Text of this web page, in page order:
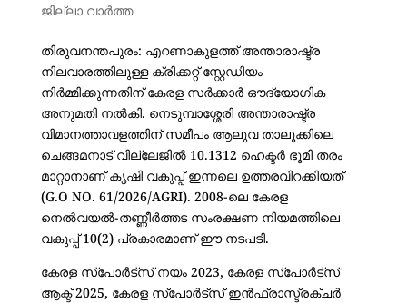
ജില്ലാ വാർത്ത
തിരുവനന്തപുരം: എറണാകുളത്ത് അന്താരാഷ്ട്ര
നിലവാരത്തിലുള്ള ക്രിക്കറ്റ് സ്റ്റേഡിയം
നിർമ്മിക്കുന്നതിന് കേരള സർക്കാർ ഔദ്യോഗിക
അനുമതി നൽകി. നെടുമ്പാശ്ശേരി അന്താരാഷ്ട്ര
വിമാനത്താവളത്തിന് സമീപം ആലുവ താലൂക്കിലെ
ചെങ്ങമനാട് വില്ലേജിൽ 10.1312 ഹെക്ടർ ഭൂമി തരം
മാറ്റാനാണ് കൃഷി വകുപ്പ് ഇന്നലെ ഉത്തരവിറക്കിയത്
(G.O NO. 61/2026/AGRI). 2008-ലെ കേരള
നെൽവയൽ-തണ്ണീർത്തട സംരക്ഷണ നിയമത്തിലെ
വകുപ്പ് 10(2) പ്രകാരമാണ് ഈ നടപടി.
കേരള സ്പോർട്സ് നയം 2023, കേരള സ്പോർട്സ്
ആക്ട് 2025, കേരള സ്പോർട്സ് ഇൻഫ്രാസ്ട്രക്ചർ